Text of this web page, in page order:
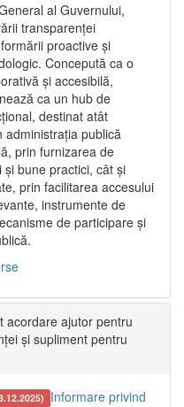
al Guvernului,
transparenței
proactive și
Concepută ca o
și accesibilă,
ca un hub de
destinat atât
administrația publică
prin furnizarea de
și bune practici, cât și
prin facilitarea accesului
instrumente de
de participare și
acordare ajutor pentru
și supliment pentru
Informare privind